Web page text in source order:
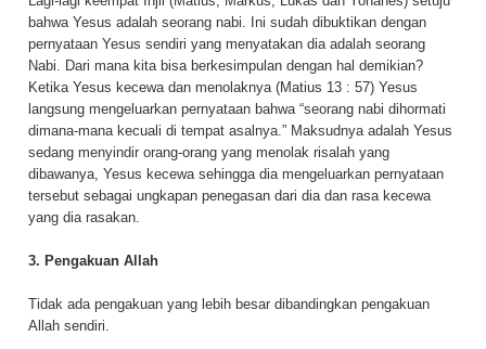
bahwa Yesus adalah seorang nabi. Ini sudah dibuktikan dengan
pernyataan Yesus sendiri yang menyatakan dia adalah seorang
Nabi. Dari mana kita bisa berkesimpulan dengan hal demikian?
Ketika Yesus kecewa dan menolaknya (Matius 13 : 57) Yesus
langsung mengeluarkan pernyataan bahwa “seorang nabi dihormati
dimana-mana kecuali di tempat asalnya.” Maksudnya adalah Yesus
sedang menyindir orang-orang yang menolak risalah yang
dibawanya, Yesus kecewa sehingga dia mengeluarkan pernyataan
tersebut sebagai ungkapan penegasan dari dia dan rasa kecewa
yang dia rasakan.
3. Pengakuan Allah
Tidak ada pengakuan yang lebih besar dibandingkan pengakuan
Allah sendiri.